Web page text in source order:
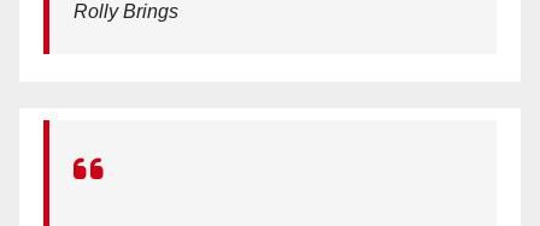
Rolly Brings